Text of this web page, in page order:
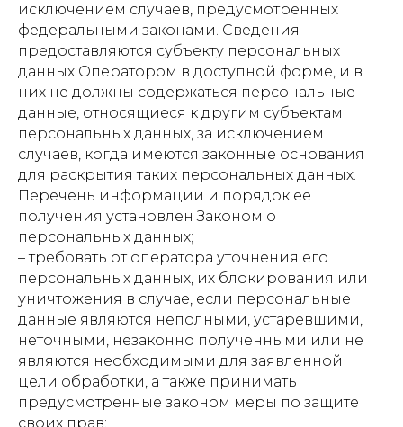
исключением случаев, предусмотренных
федеральными законами. Сведения
предоставляются субъекту персональных
данных Оператором в доступной форме, и в
них не должны содержаться персональные
данные, относящиеся к другим субъектам
персональных данных, за исключением
случаев, когда имеются законные основания
для раскрытия таких персональных данных.
Перечень информации и порядок ее
получения установлен Законом о
персональных данных;
– требовать от оператора уточнения его
персональных данных, их блокирования или
уничтожения в случае, если персональные
данные являются неполными, устаревшими,
неточными, незаконно полученными или не
являются необходимыми для заявленной
цели обработки, а также принимать
предусмотренные законом меры по защите
своих прав;